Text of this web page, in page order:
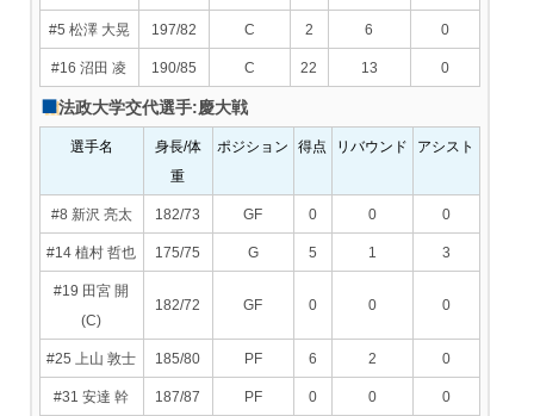
#5 松澤 大晃 197/82 C 2 6 0
#16 沼田 凌 190/85 C 22 13 0
法政大学交代選手:慶大戦
選手名
身長/体
重
ポジション 得点 リバウンド アシスト
#8 新沢 亮太 182/73 GF 0 0 0
#14 植村 哲也 175/75 G 5 1 3
#19 田宮 開
(C)
182/72 GF 0 0 0
#25 上山 敦士 185/80 PF 6 2 0
#31 安達 幹 187/87 PF 0 0 0